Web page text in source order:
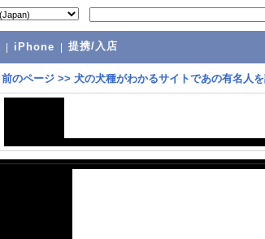
iPhone 提携/入店
前のページ >> 犬の犬種がわかるサイトであの有名人